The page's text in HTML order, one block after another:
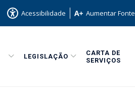
Acessibilidade Aumentar Fonte
LEGISLAÇÃO
CARTA DE
SERVIÇOS